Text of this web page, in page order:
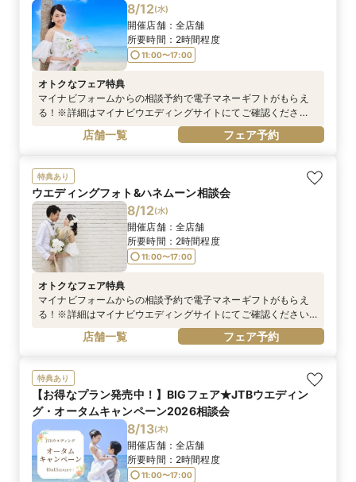
8/12(水)
開催店舗： 全店舗
所要時間： 2時間程度
11:00〜17:00
オトクなフェア特典
マイナビフォームからの相談予約で電子マネーギフトがもらえ
る！※詳細はマイナビウエディングサイトにてご確認くださ
https://wedding.mynavi.jp/contents/special_contents/couple
店舗一覧 フェア予約
特典あり
ウエディングフォト&ハネムーン相談会
8/12(水)
開催店舗： 全店舗
所要時間： 2時間程度
11:00〜17:00
オトクなフェア特典
マイナビフォームからの相談予約で電子マネーギフトがもらえ
る！※詳細はマイナビウエディングサイトにてご確認ください
https://wedding.mynavi.jp/contents/special_contents/couple
_cp/※電話予約は対象外です
店舗一覧 フェア予約
特典あり
【お得なプラン発売中！】BIGフェア★JTBウエディン
グ・オータムキャンペーン2026相談会
8/13(木)
開催店舗： 全店舗
所要時間： 2時間程度
11:00〜17:00